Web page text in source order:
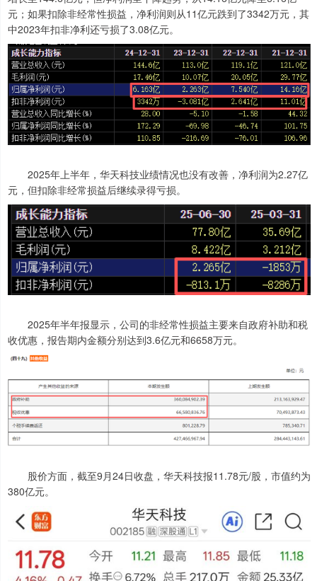
元；如果扣除非经常性损益，净利润则从11亿元跌到了3342万元，其
中2023年扣非净利还亏损了3.08亿元。
2025年上半年，华天科技业绩情况也没有改善，净利润为2.27亿
元，但扣除非经常损益后继续录得亏损。
2025年半年报显示，公司的非经常性损益主要来自政府补助和税
收优惠，报告期内金额分别达到3.6亿元和6658万元。
股价方面，截至9月24日收盘，华天科技报11.78元/股，市值约为
380亿元。